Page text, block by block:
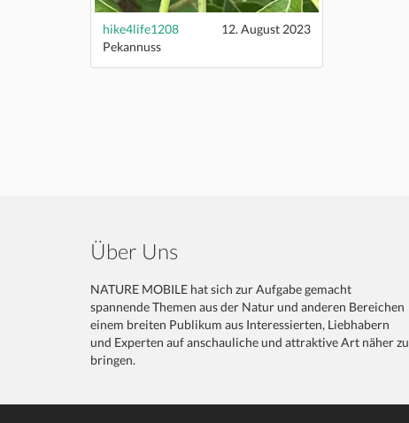
hike4life1208
12. August 2023
Pekannuss
Über Uns
NATURE MOBILE hat sich zur Aufgabe gemacht
spannende Themen aus der Natur und anderen Bereichen
einem breiten Publikum aus Interessierten, Liebhabern
und Experten auf anschauliche und attraktive Art näher zu
bringen.